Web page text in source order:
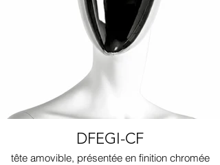
DFEGI-CF
tête amovible, présentée en finition chromée